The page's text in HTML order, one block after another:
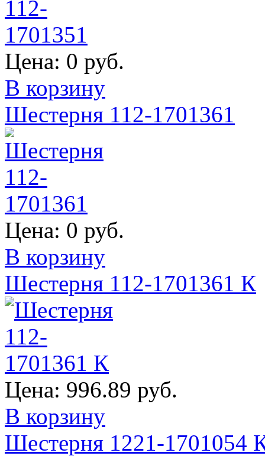
Цена: 0 руб.
В корзину
Шестерня 112-1701361
Цена: 0 руб.
В корзину
Шестерня 112-1701361 К
Цена: 996.89 руб.
В корзину
Шестерня 1221-1701054